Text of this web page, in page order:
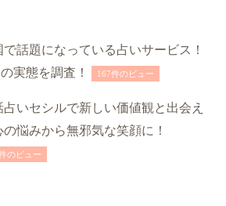
で話題になっている占いサービス！
実態を調査！
167件のビュー
占いセシルで新しい価値観と出会え
の悩みから無邪気な笑顔に！
のビュー